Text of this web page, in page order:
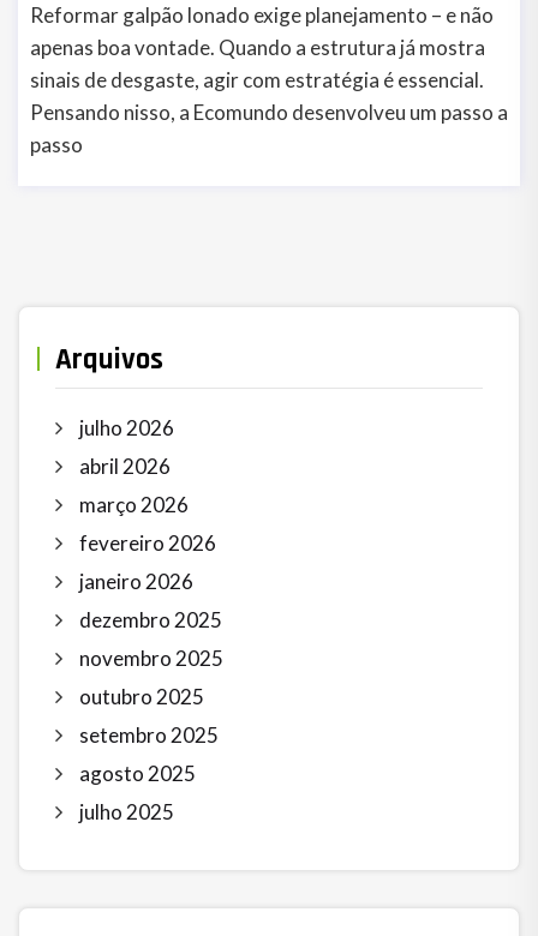
Reformar galpão lonado exige planejamento – e não
apenas boa vontade. Quando a estrutura já mostra
sinais de desgaste, agir com estratégia é essencial.
Pensando nisso, a Ecomundo desenvolveu um passo a
passo
Arquivos
julho 2026
abril 2026
março 2026
fevereiro 2026
janeiro 2026
dezembro 2025
novembro 2025
outubro 2025
setembro 2025
agosto 2025
julho 2025